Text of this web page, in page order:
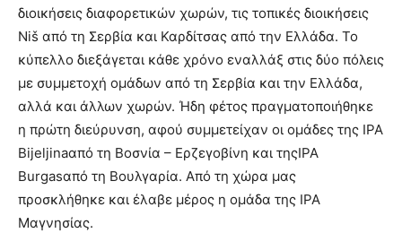
διοικήσεις διαφορετικών χωρών, τις τοπικές διοικήσεις
Niš από τη Σερβία και Καρδίτσας από την Ελλάδα. Το
κύπελλο διεξάγεται κάθε χρόνο εναλλάξ στις δύο πόλεις
με συμμετοχή ομάδων από τη Σερβία και την Ελλάδα,
αλλά και άλλων χωρών. Ήδη φέτος πραγματοποιήθηκε
η πρώτη διεύρυνση, αφού συμμετείχαν οι ομάδες της IPA
Bijeljinaαπό τη Βοσνία – Ερζεγοβίνη και τηςIPA
Burgasαπό τη Βουλγαρία. Από τη χώρα μας
προσκλήθηκε και έλαβε μέρος η ομάδα της IPA
Μαγνησίας.